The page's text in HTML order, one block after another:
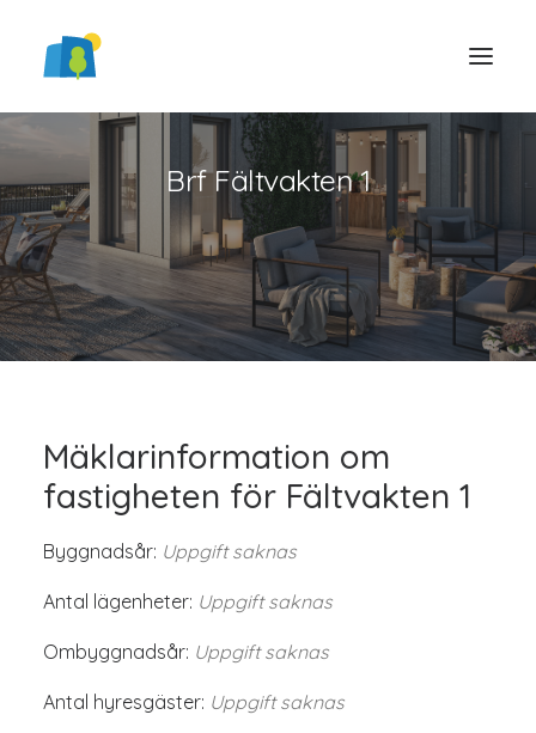
Brf Fältvakten 1
Mäklarinformation om
fastigheten för Fältvakten 1
Byggnadsår: Uppgift saknas
Antal lägenheter: Uppgift saknas
Ombyggnadsår: Uppgift saknas
Antal hyresgäster: Uppgift saknas